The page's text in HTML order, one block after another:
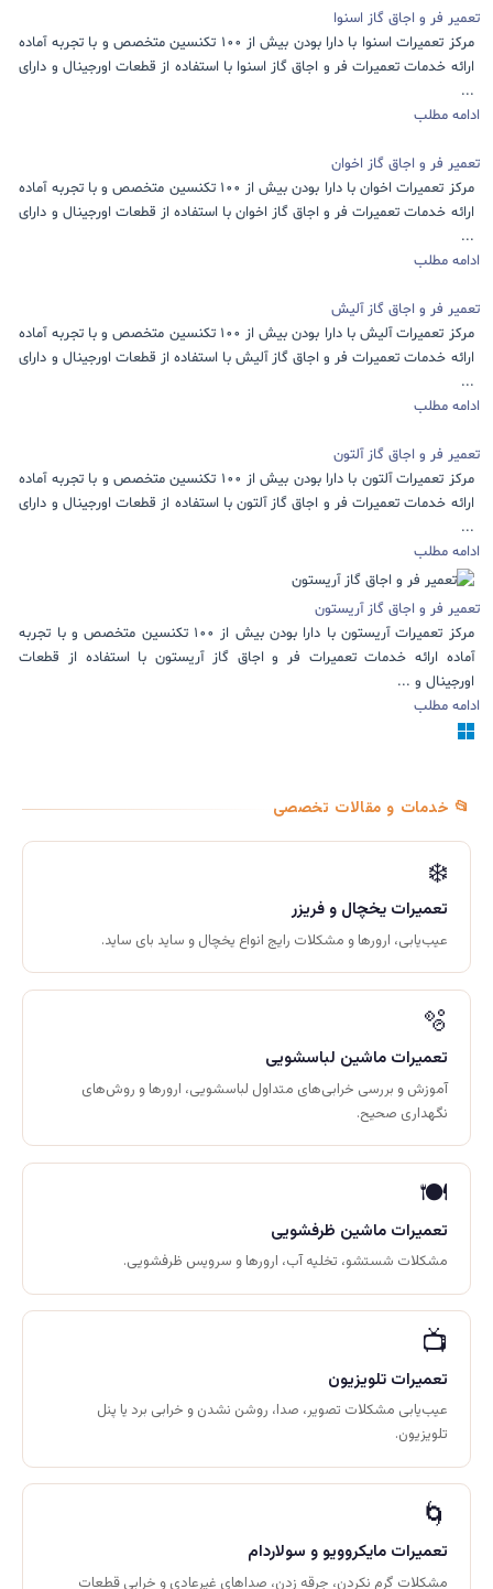
تعمیر فر و اجاق گاز اسنوا
مرکز تعمیرات اسنوا با دارا بودن بیش از 100 تکنسین متخصص و با تجربه آماده
ارائه خدمات تعمیرات فر و اجاق گاز اسنوا با استفاده از قطعات اورجینال و دارای
...
ادامه مطلب
تعمیر فر و اجاق گاز اخوان
مرکز تعمیرات اخوان با دارا بودن بیش از 100 تکنسین متخصص و با تجربه آماده
ارائه خدمات تعمیرات فر و اجاق گاز اخوان با استفاده از قطعات اورجینال و دارای
...
ادامه مطلب
تعمیر فر و اجاق گاز آلیش
مرکز تعمیرات آلیش با دارا بودن بیش از 100 تکنسین متخصص و با تجربه آماده
ارائه خدمات تعمیرات فر و اجاق گاز آلیش با استفاده از قطعات اورجینال و دارای
...
ادامه مطلب
تعمیر فر و اجاق گاز آلتون
مرکز تعمیرات آلتون با دارا بودن بیش از 100 تکنسین متخصص و با تجربه آماده
ارائه خدمات تعمیرات فر و اجاق گاز آلتون با استفاده از قطعات اورجینال و دارای
...
ادامه مطلب
تعمیر فر و اجاق گاز آریستون
مرکز تعمیرات آریستون با دارا بودن بیش از 100 تکنسین متخصص و با تجربه
آماده ارائه خدمات تعمیرات فر و اجاق گاز آریستون با استفاده از قطعات
اورجینال و ...
ادامه مطلب
📂 خدمات و مقالات تخصصی
❄️
تعمیرات یخچال و فریزر
عیب‌یابی، ارورها و مشکلات رایج انواع یخچال و ساید بای ساید.
🫧
تعمیرات ماشین لباسشویی
آموزش و بررسی خرابی‌های متداول لباسشویی، ارورها و روش‌های
نگهداری صحیح.
🍽️
تعمیرات ماشین ظرفشویی
مشکلات شستشو، تخلیه آب، ارورها و سرویس ظرفشویی.
📺
تعمیرات تلویزیون
عیب‌یابی مشکلات تصویر، صدا، روشن نشدن و خرابی برد یا پنل
تلویزیون.
🌀
تعمیرات مایکروویو و سولاردام
مشکلات گرم نکردن، جرقه زدن، صداهای غیرعادی و خرابی قطعات